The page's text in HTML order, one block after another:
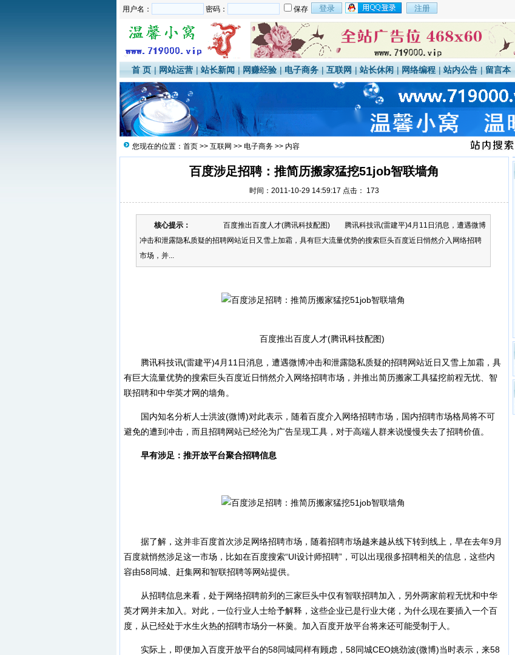
用户名： 密码： 保存
首 页 |网站运营 |站长新闻 |网赚经验 |电子商务 |互联网 |站长休闲 |网络编程 |站内公告 |留言本
您现在的位置： 首页 >> 互联网 >> 电子商务 >> 内容
百度涉足招聘：推简历搬家猛挖51job智联墙角
时间：2011-10-29 14:59:17 点击： 173
核心提示：
百度推出百度人才(腾讯科技配图) 腾讯科技讯(雷建平)4月11日消息，遭遇微博
冲击和泄露隐私质疑的招聘网站近日又雪上加霜，具有巨大流量优势的搜索巨头百度近日悄然介入网络招聘
市场，并...
百度推出百度人才(腾讯科技配图)
腾讯科技讯(雷建平)4月11日消息，遭遇微博冲击和泄露隐私质疑的招聘网站近日又雪上加霜，具
有巨大流量优势的搜索巨头百度近日悄然介入网络招聘市场，并推出简历搬家工具猛挖前程无忧、智
联招聘和中华英才网的墙角。
国内知名分析人士洪波(微博)对此表示，随着百度介入网络招聘市场，国内招聘市场格局将不可
避免的遭到冲击，而且招聘网站已经沦为广告呈现工具，对于高端人群来说慢慢失去了招聘价值。
早有涉足：推开放平台聚合招聘信息
据了解，这并非百度首次涉足网络招聘市场，随着招聘市场越来越从线下转到线上，早在去年9月
百度就悄然涉足这一市场，比如在百度搜索“UI设计师招聘”，可以出现很多招聘相关的信息，这些内
容由58同城、赶集网和智联招聘等网站提供。
从招聘信息来看，处于网络招聘前列的三家巨头中仅有智联招聘加入，另外两家前程无忧和中华
英才网并未加入。对此，一位行业人士给予解释，这些企业已是行业大佬，为什么现在要插入一个百
度，从已经处于水生火热的招聘市场分一杯羹。加入百度开放平台将来还可能受制于人。
实际上，即便加入百度开放平台的58同城同样有顾虑，58同城CEO姚劲波(微博)当时表示，来58